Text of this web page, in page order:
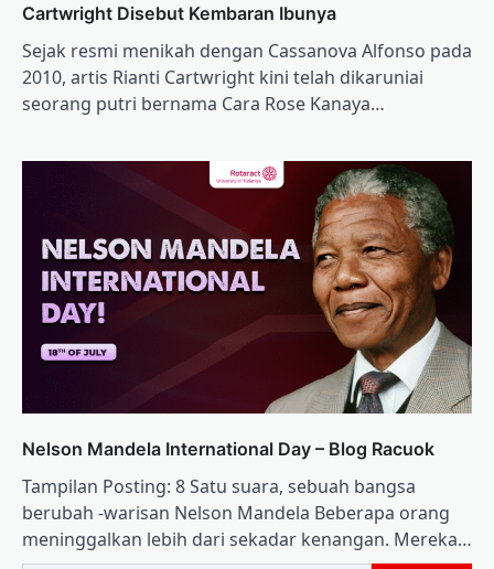
Cartwright Disebut Kembaran Ibunya
Sejak resmi menikah dengan Cassanova Alfonso pada
2010, artis Rianti Cartwright kini telah dikaruniai
seorang putri bernama Cara Rose Kanaya…
Nelson Mandela International Day – Blog Racuok
Tampilan Posting: 8 Satu suara, sebuah bangsa
berubah -warisan Nelson Mandela Beberapa orang
meninggalkan lebih dari sekadar kenangan. Mereka…